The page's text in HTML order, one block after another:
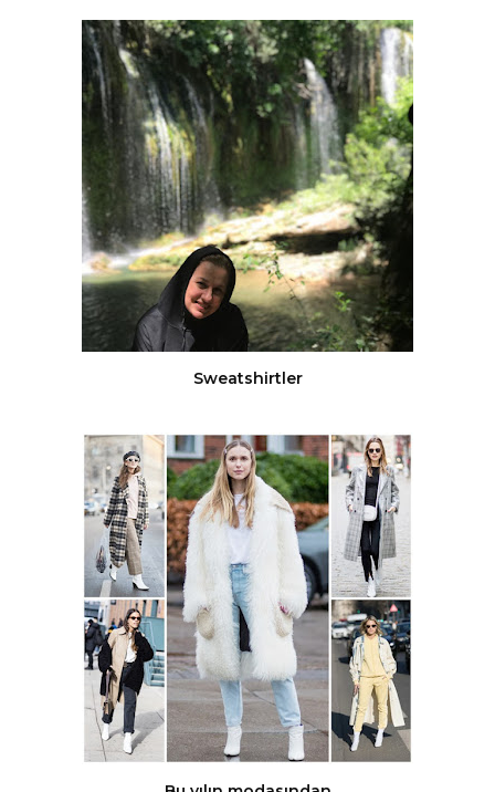
Sweatshirtler